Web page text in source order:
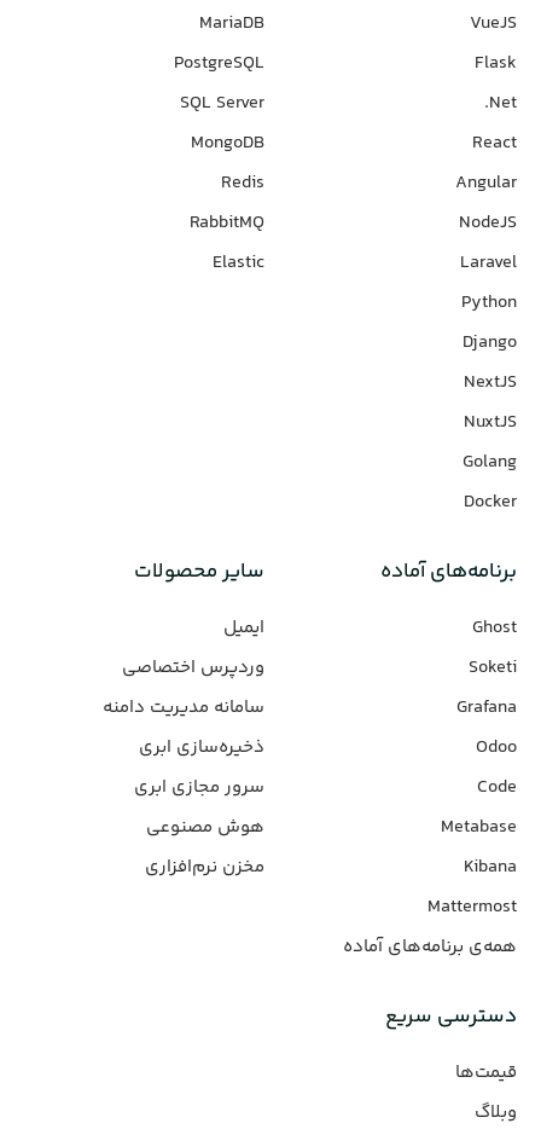
VueJS
Flask
Net.
React
Angular
NodeJS
Laravel
Python
Django
NextJS
NuxtJS
Golang
Docker
MariaDB
PostgreSQL
SQL Server
MongoDB
Redis
RabbitMQ
Elastic
برنامه‌های‌ آماده
Ghost
Soketi
Grafana
Odoo
Code
Metabase
Kibana
Mattermost
همه‌ی برنامه‌های آماده
سایر محصولات
ایمیل
وردپرس‌ اختصاصی
سامانه مدیریت دامنه
ذخیره‌سازی ابری
سرور مجازی ابری
هوش مصنوعی
مخزن نرم‌افزاری
دسترسی سریع
قیمت‌ها
وبلاگ